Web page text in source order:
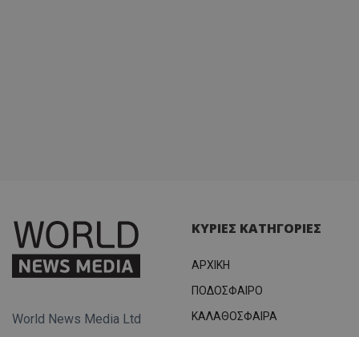
World News Media Ltd
ΚΥΡΙΕΣ ΚΑΤΗΓΟΡΙΕΣ
ΑΡΧΙΚΗ
ΠΟΔΟΣΦΑΙΡΟ
ΚΑΛΑΘΟΣΦΑΙΡΑ